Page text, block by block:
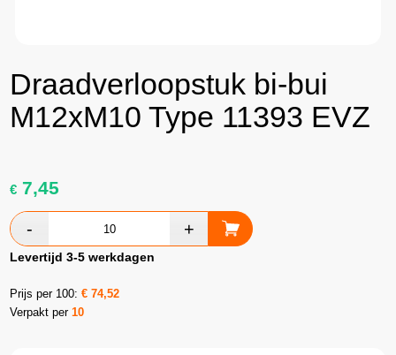
Draadverloopstuk bi-bui
M12xM10 Type 11393 EVZ
€ 7,45
Levertijd 3-5 werkdagen
Prijs per 100:€74,52
Verpakt per10